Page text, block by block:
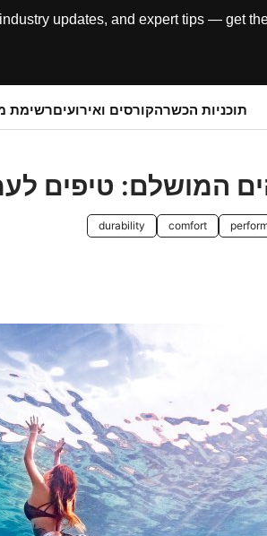
updates, and expert tips — get
תוכניות הכשרהקורסים ואירועיםרשימת
המושלם: טיפים
comfort
durability